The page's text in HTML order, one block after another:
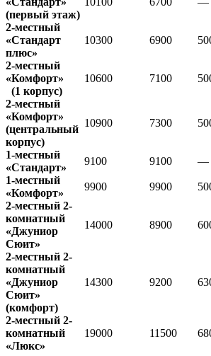
(первый этаж)
2-местный
«Стандарт
плюс»
10300 6900
2-местный
«Комфорт»
(1 корпус)
10600 7100
2-местный
«Комфорт»
(центральный
корпус)
10900 7300
1-местный
«Стандарт»
9100 9100 —
1-местный
«Комфорт»
9900 9900
2-местный 2-
комнатный
«Джуниор
Сюит»
14000 8900
2-местный 2-
комнатный
«Джуниор
Сюит»
(комфорт)
14300 9200
2-местный 2-
комнатный
«Люкс»
19000 11500